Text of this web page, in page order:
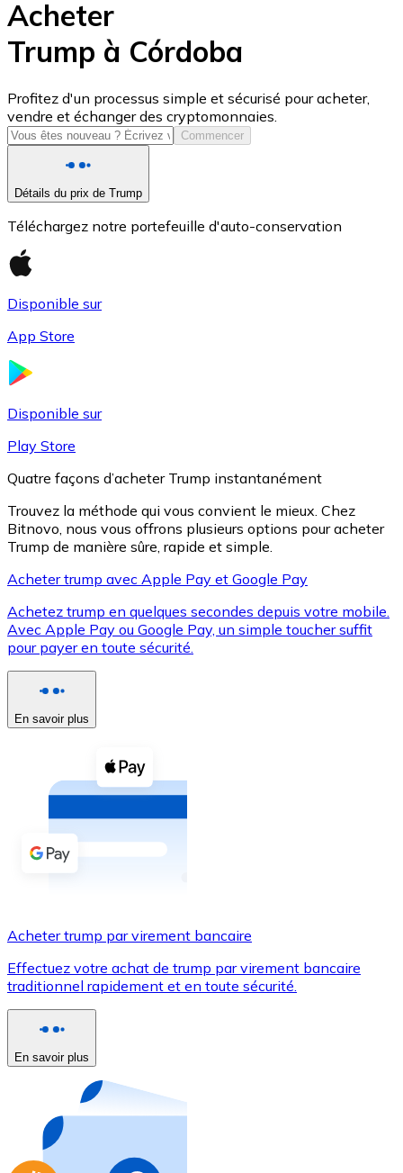
USD Coin
USDC
XRP
XRP
Voir toutes
Coupons crypto
Achetez des cryptomonnaies en espèces et d'autres
Acheter avec espèces
Virement SEPA
Utilisez les cartes Visa et Mastercard pour acheter
Acheter avec carte
Nouveau
Achetez des cartes-cadeaux de vos marques
Aller à la boutique de cartes-cadeaux
Acheter
Trump à Córdoba
Profitez d'un processus simple et sécurisé pour acheter,
vendre et échanger des cryptomonnaies.
Commencer
Détails du prix de Trump
Téléchargez notre portefeuille d'auto-conservation
Disponible sur
App Store
Disponible sur
Play Store
Quatre façons d’acheter Trump instantanément
Trouvez la méthode qui vous convient le mieux. Chez
Bitnovo, nous vous offrons plusieurs options pour acheter
Trump de manière sûre, rapide et simple.
Acheter trump avec Apple Pay et Google Pay
Achetez trump en quelques secondes depuis votre mobile.
Avec Apple Pay ou Google Pay, un simple toucher suffit
pour payer en toute sécurité.
En savoir plus
Acheter trump par virement bancaire
Effectuez votre achat de trump par virement bancaire
traditionnel rapidement et en toute sécurité.
En savoir plus